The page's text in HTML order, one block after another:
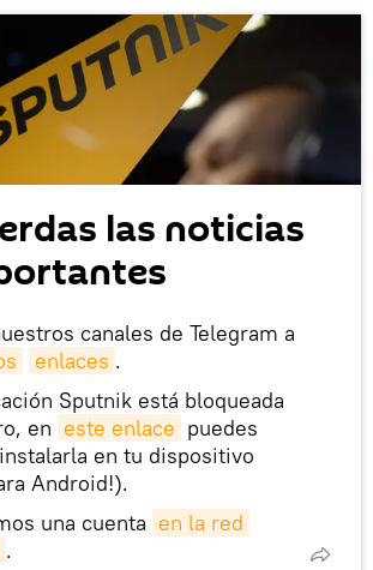
las noticias
canales de Telegram a
enlaces .
Sputnik está bloqueada
en este enlace puedes
en tu dispositivo
Android!).
una cuenta en la red
.